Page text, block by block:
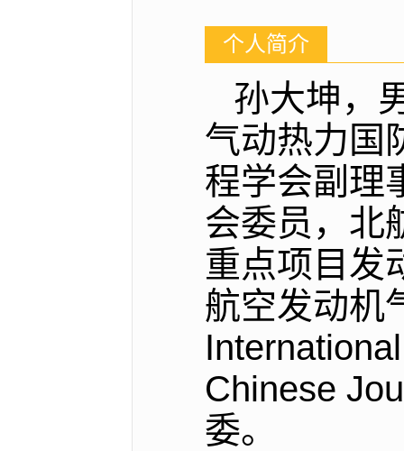
个人简介
孙大坤，
气动热力国
程学会副理
会委员，北
重点项目发
航空发动机
Chinese
委。